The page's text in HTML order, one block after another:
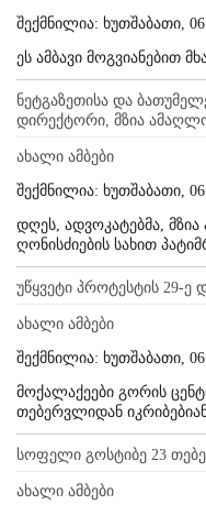
შექმნილია: ხუთშაბათი,
ეს ამბავი მოგვიანებით
ნეტგაზეთისა და
დირექტორი, მზია
ახალი ამბები
შექმნილია: ხუთშაბათი,
დღეს, ადვოკატებმა,
ღონისძიების სახით
უწყვეტი პროტესტის 29-ე
ახალი ამბები
შექმნილია: ხუთშაბათი,
მოქალაქეები გორის
თებერვლიდან
სოფელი გოსტიბე 23
ახალი ამბები